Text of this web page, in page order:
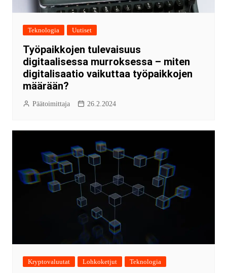
Teknologia Uutiset
Työpaikkojen tulevaisuus
digitaalisessa murroksessa – miten
digitalisaatio vaikuttaa työpaikkojen
määrään?
Päätoimittaja 26.2.2024
Kryptovaluutat Lohkoketjut Teknologia